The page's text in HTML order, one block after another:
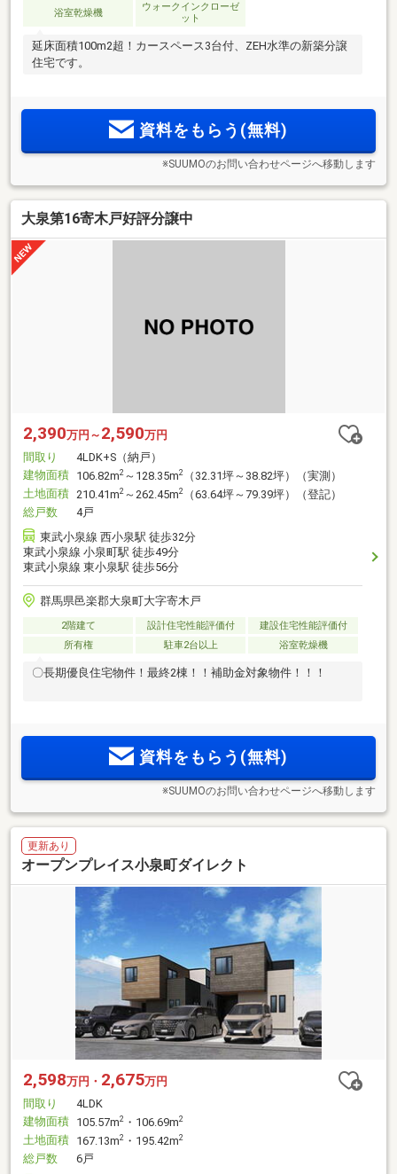
浴室乾燥機
ウォークインクローゼ
ット
延床面積100m2超！カースペース3台付、ZEH水準の新築分譲
住宅です。
資料をもらう(無料)
※SUUMOのお問い合わせページへ移動します
大泉第16寄木戸好評分譲中
2,390万円～ 2,590万円
間取り
4LDK+S（納戸）
建物面積 106.82m2 ～128.35m2
（32.31坪～38.82坪）（実測）
土地面積 210.41m2 ～262.45m2
（63.64坪～79.39坪）（登記）
総戸数
4戸
東武小泉線 西小泉駅 徒歩32分
東武小泉線 小泉町駅 徒歩49分
東武小泉線 東小泉駅 徒歩56分
群馬県邑楽郡大泉町大字寄木戸
2階建て 設計住宅性能評価付
建設住宅性能評価付
所有権
駐車2台以上 浴室乾燥機
〇長期優良住宅物件！最終2棟！！補助金対象物件！！！
資料をもらう(無料)
※SUUMOのお問い合わせページへ移動します
更新あり
オープンプレイス小泉町ダイレクト
2,598万円・ 2,675万円
間取り
4LDK
建物面積 105.57m2 ・106.69m2
土地面積 167.13m2 ・195.42m2
総戸数
6戸